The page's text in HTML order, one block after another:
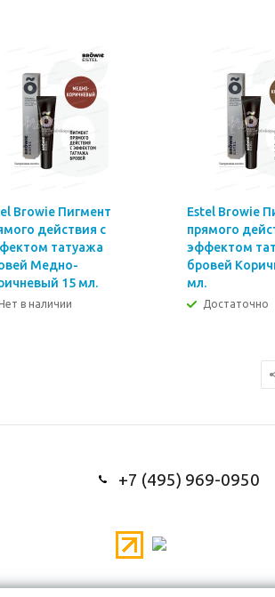
Browie Пигмент
действия с
татуажа
Медно-
15 мл.
в наличии
Estel Browie
прямого
эффектом
бровей
мл.
Достаточно
+7 (495) 969-0950